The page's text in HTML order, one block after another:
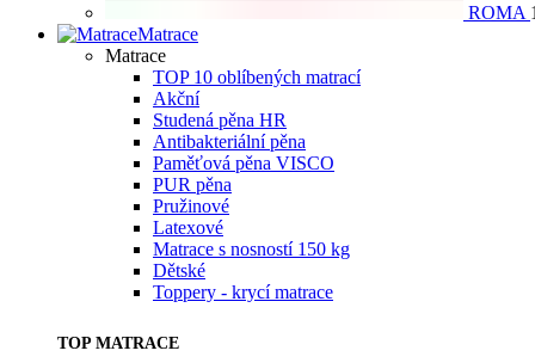
ROMA
Matrace
Matrace
TOP 10 oblíbených matrací
Akční
Studená pěna HR
Antibakteriální pěna
Paměťová pěna VISCO
PUR pěna
Pružinové
Latexové
Matrace s nosností 150 kg
Dětské
Toppery - krycí matrace
TOP MATRACE